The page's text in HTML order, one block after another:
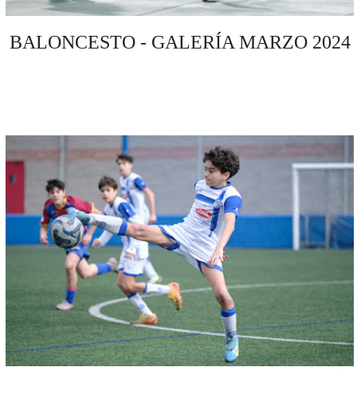
BALONCESTO - GALERÍA MARZO 2024